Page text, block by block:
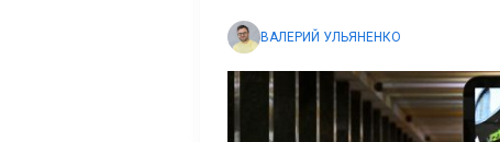
ВАЛЕРИЙ УЛЬЯНЕНКО